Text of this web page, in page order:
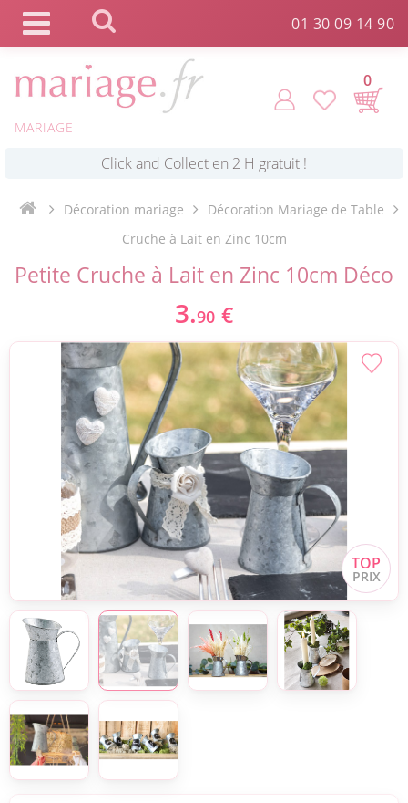
01 30 09 14 90
MARIAGE
0
Commande expédiée en 24h ! *
Livraison point relais gratuit dès 89 € ! *
Payez votre commande en 4X sans frais*
Décoration mariage
Décoration Mariage de Table
Cruche à Lait en Zinc 10cm
Petite Cruche à Lait en Zinc 10cm Déco
3.90 €
Panneau de gestion des cookies